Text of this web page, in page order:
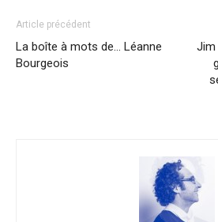
Article précédent
La boîte à mots de… Léanne
Bourgeois
Jim